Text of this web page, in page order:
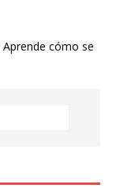
Aprende cómo se